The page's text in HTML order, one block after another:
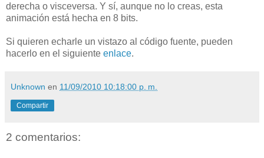
derecha o visceversa. Y sí, aunque no lo creas, esta
animación está hecha en 8 bits.
Si quieren echarle un vistazo al código fuente, pueden
hacerlo en el siguiente enlace.
Unknown en 11/09/2010 10:18:00 p. m.
Compartir
2 comentarios: